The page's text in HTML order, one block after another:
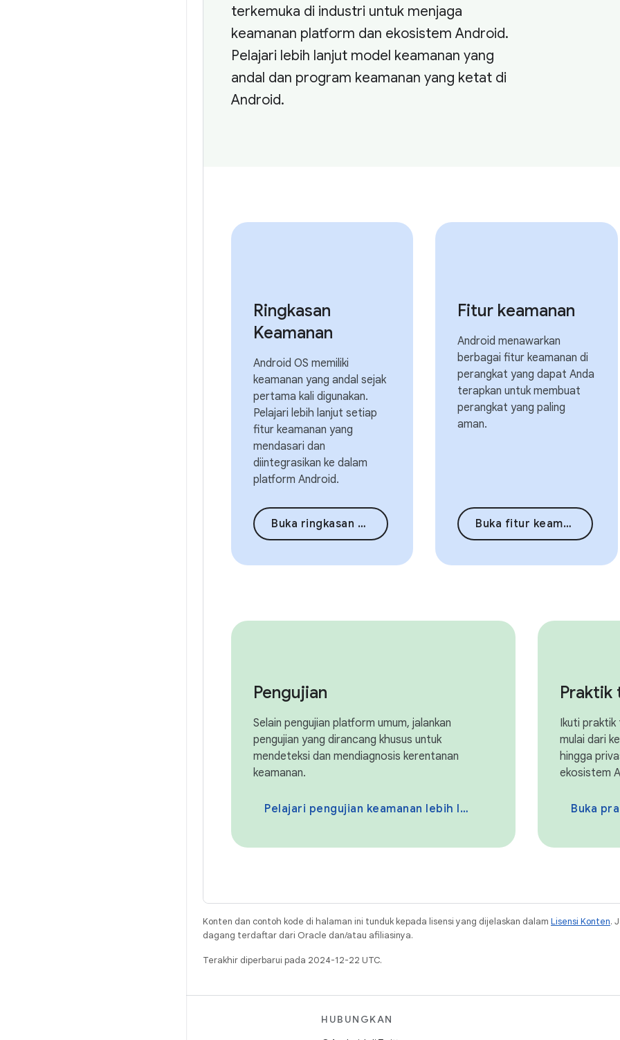
terkemuka di industri untuk menjaga
keamanan platform dan ekosistem Android.
Pelajari lebih lanjut model keamanan yang
andal dan program keamanan yang ketat di
Android.
Ringkasan
Keamanan
Android OS memiliki
keamanan yang andal sejak
pertama kali digunakan.
Pelajari lebih lanjut setiap
fitur keamanan yang
mendasari dan
diintegrasikan ke dalam
platform Android.
Buka ringkasan keamanan
Fitur keamanan
Android menawarkan
berbagai fitur keamanan di
perangkat yang dapat Anda
terapkan untuk membuat
perangkat yang paling
aman.
Buka fitur keamanan
Pengujian
Selain pengujian platform umum, jalankan
pengujian yang dirancang khusus untuk
mendeteksi dan mendiagnosis kerentanan
keamanan.
Pelajari pengujian keamanan lebih lanjut
Praktik
Ikuti praktik
mulai dari
hingga
ekosistem
Buka
Konten dan contoh kode di halaman ini tunduk kepada lisensi yang dijelaskan dalam Lisensi Konten.
dagang terdaftar dari Oracle dan/atau afiliasinya.
Terakhir diperbarui pada 2024-12-22 UTC.
HUBUNGKAN